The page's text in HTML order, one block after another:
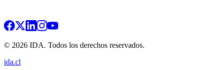
© 2026 IDA. Todos los derechos reservados.
ida.cl